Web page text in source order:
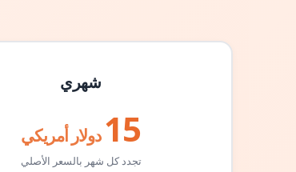
شهري
15 دولار أمريكي
تجدد كل شهر بالسعر الأصلي